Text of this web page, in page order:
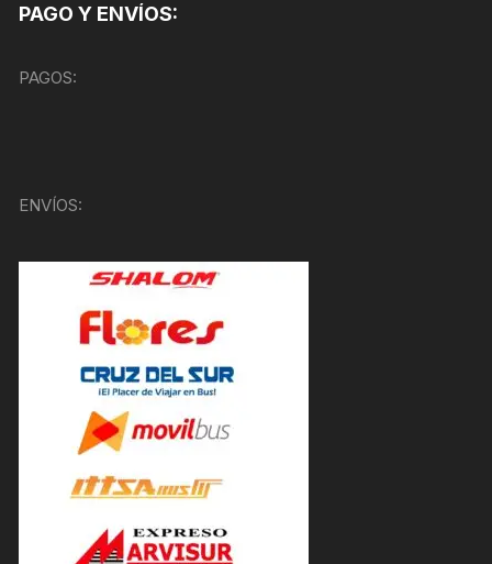
PAGO Y ENVÍOS:
PAGOS:
ENVÍOS: